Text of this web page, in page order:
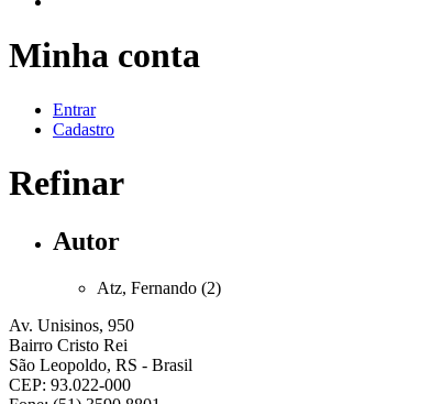
Minha conta
Entrar
Cadastro
Refinar
Autor
Atz, Fernando (2)
Av. Unisinos, 950
Bairro Cristo Rei
São Leopoldo, RS - Brasil
CEP: 93.022-000